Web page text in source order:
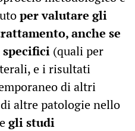
per valutare gli
anche se
(quali per
e i risultati
di altri
altre patologie nello
gli studi